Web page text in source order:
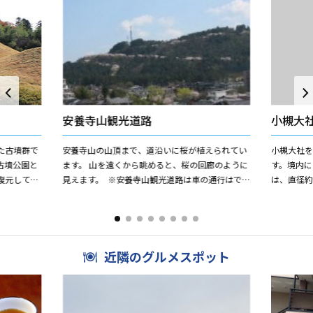
古墳群で
墳公園と
元して中
安養寺山観光道路
安養寺山の山頂まで、道沿いに桜が植えられてい
ます。 山を遠くから眺めると、桜の回廊のように
見えます。 ※安養寺山観光道路は車の通行はで
小槻大
小槻大社
す。境内
は、直径
近隣のグルメスポット